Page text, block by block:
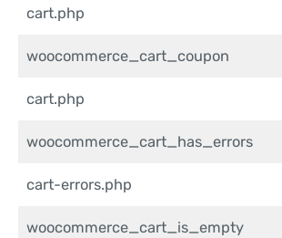
cart.php
woocommerce_cart_coupon
cart.php
woocommerce_cart_has_errors
cart-errors.php
woocommerce_cart_is_empty